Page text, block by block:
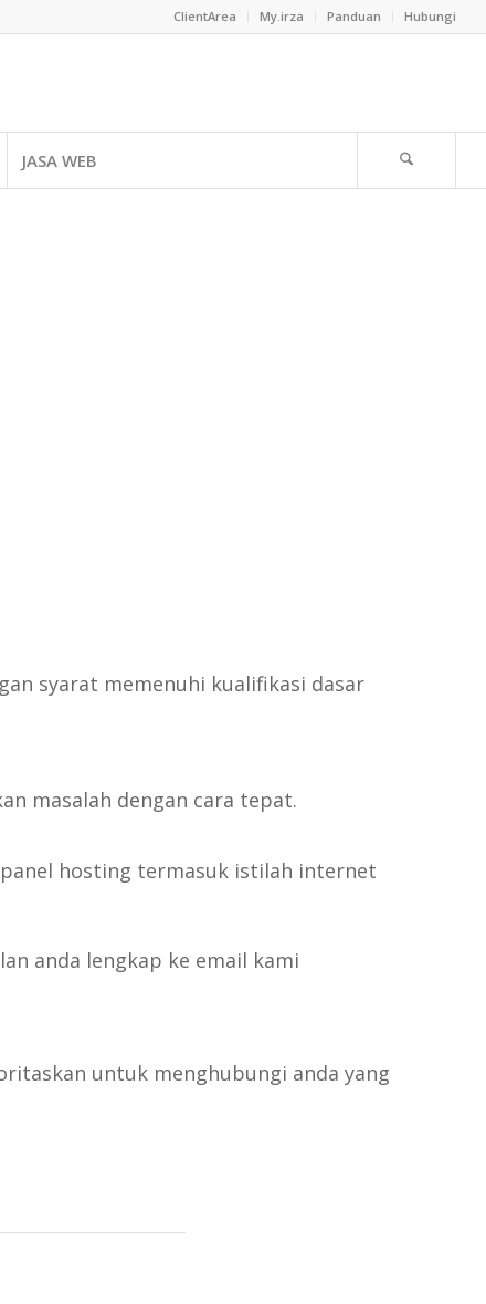
ClientArea My.irza Panduan Hubungi
JASA WEB
syarat memenuhi kualifikasi dasar
masalah dengan cara tepat.
hosting termasuk istilah internet
anda lengkap ke email kami
untuk menghubungi anda yang